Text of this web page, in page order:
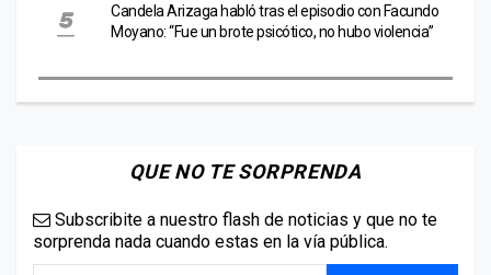
Candela Arizaga habló tras el episodio con Facundo
Moyano: “Fue un brote psicótico, no hubo violencia”
QUE NO TE SORPRENDA
Subscribite a nuestro flash de noticias y que no te
sorprenda nada cuando estas en la vía pública.